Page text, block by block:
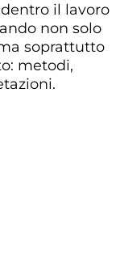
il lavoro
non solo
soprattutto
metodi,